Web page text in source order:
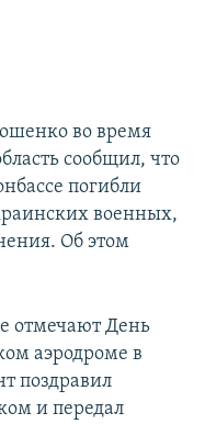
во время
сообщил, что
погибли
военных,
Об этом
отмечают День
аэродроме в
поздравил
и передал